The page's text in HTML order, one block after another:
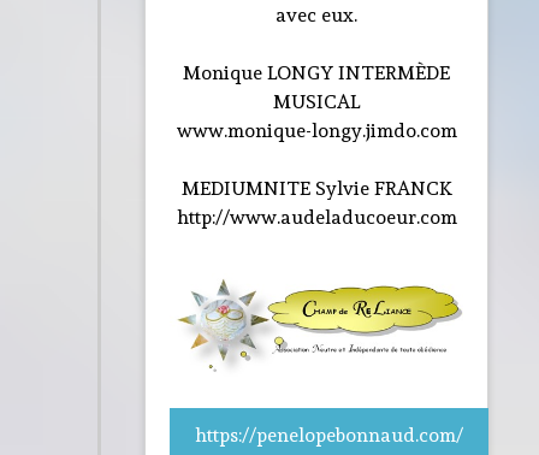
avec eux.
Monique LONGY INTERMÈDE
MUSICAL
www.monique-longy.jimdo.com
MEDIUMNITE Sylvie FRANCK
http://www.audeladucoeur.com
https://penelopebonnaud.com/